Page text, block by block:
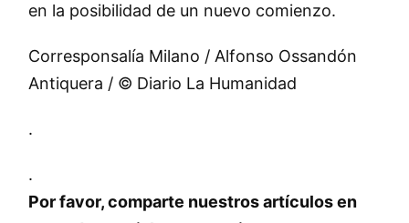
en la posibilidad de un nuevo comienzo.
Corresponsalía Milano / Alfonso Ossandón
Antiquera / © Diario La Humanidad
.
.
Por favor, comparte nuestros artículos en